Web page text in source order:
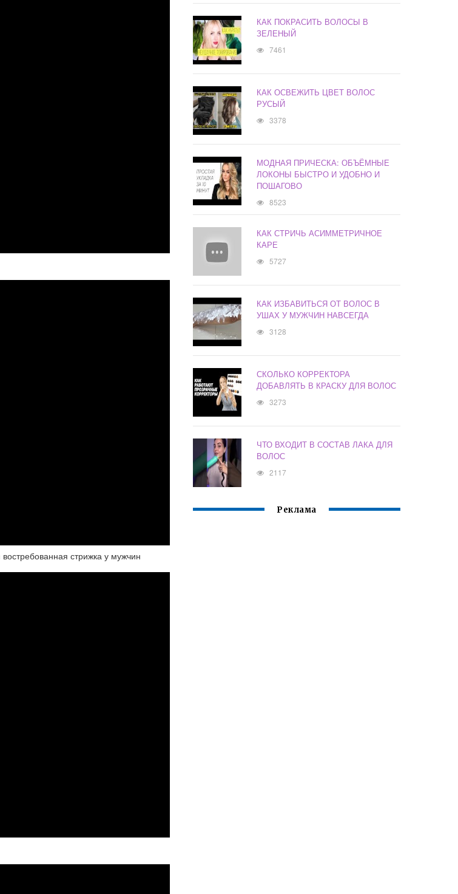
стрижка у мужчин
КАК ПОКРАСИТЬ ВОЛОСЫ В
ЗЕЛЕНЫЙ
7461
КАК ОСВЕЖИТЬ ЦВЕТ ВОЛОС
РУСЫЙ
3378
МОДНАЯ ПРИЧЕСКА: ОБЪЁМНЫЕ
ЛОКОНЫ БЫСТРО И УДОБНО И
ПОШАГОВО
8523
КАК СТРИЧЬ АСИММЕТРИЧНОЕ
КАРЕ
5727
КАК ИЗБАВИТЬСЯ ОТ ВОЛОС В
УШАХ У МУЖЧИН НАВСЕГДА
3128
СКОЛЬКО КОРРЕКТОРА
ДОБАВЛЯТЬ В КРАСКУ ДЛЯ ВОЛОС
3273
ЧТО ВХОДИТ В СОСТАВ ЛАКА ДЛЯ
ВОЛОС
2117
Реклама